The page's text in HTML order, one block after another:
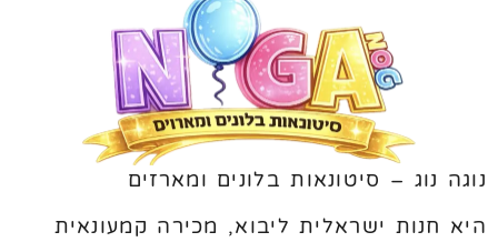
נוגה נוג – סיטונאות בלונים ומארזים
היא חנות ישראלית ליבוא, מכירה קמעונאית